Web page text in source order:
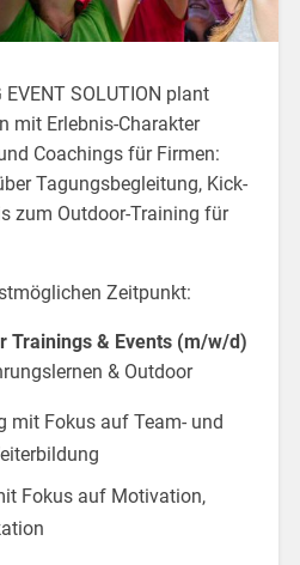
SOLUTION plant
mit Erlebnis-Charakter
Coachings für Firmen:
Tagungsbegleitung, Kick-
zum Outdoor-Training für
Zeitpunkt:
Trainings & Events (m/w/d)
& Outdoor
mit Fokus auf Team- und
Fokus auf Motivation,